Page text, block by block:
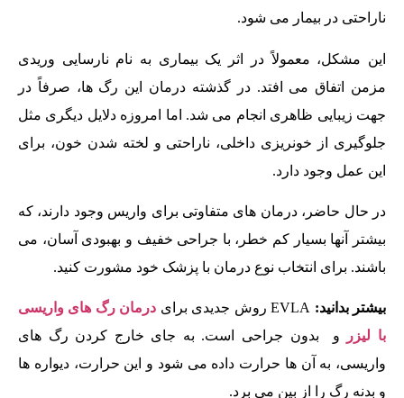
ناراحتی در بیمار می شود.
این مشکل، معمولاً در اثر یک بیماری به نام نارسایی وریدی
مزمن اتفاق می افتد. در گذشته درمان این رگ ها، صرفاً در
جهت زیبایی ظاهری انجام می شد. اما امروزه دلایل دیگری مثل
جلوگیری از خونریزی داخلی، ناراحتی و لخته شدن خون، برای
این عمل وجود دارد.
در حال حاضر، درمان های متفاوتی برای واریس وجود دارند، که
بیشتر آنها بسیار کم خطر، با جراحی خفیف و بهبودی آسان، می
باشند. برای انتخاب نوع درمان با پزشک خود مشورت کنید.
بیشتر بدانید:
درمان رگ های واریسی
با لیزر
و بدون جراحی است. به جای خارج کردن رگ های
واریسی، به آن ها حرارت داده می شود و این حرارت، دیواره ها
و بدنه رگ را از بین می برد.